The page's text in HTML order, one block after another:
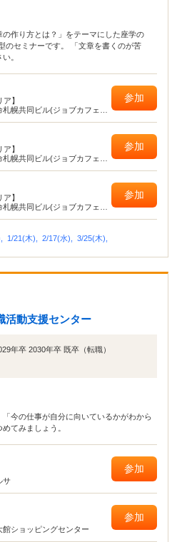
の作り方とは？」をテーマにした座学の
のセミナーです。 「文章を書くのが苦
。
ア】
札幌共同ビル(ジョブカフェ北
参加
ア】
札幌共同ビル(ジョブカフェ北
参加
ア】
札幌共同ビル(ジョブカフェ北
参加
1/21(木), 2/17(水), 3/25(木),
動支援センター
年卒 2030年卒 既卒（転職）
「今の仕事が自分に向いているかがわから
てみましょう。
サ
参加
館ショッピングセンター
参加